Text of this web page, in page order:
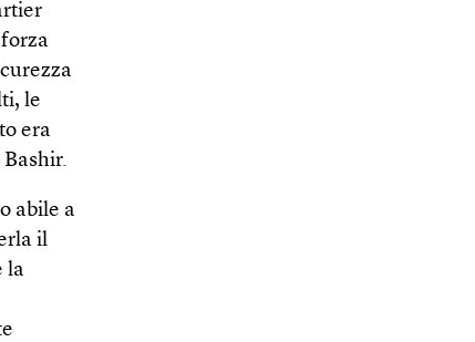
le
era
abile a
il
la